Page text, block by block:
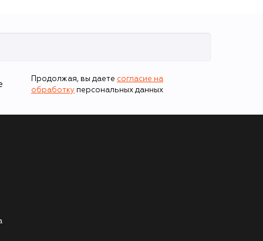
Продолжая, вы даете согласие на
обработку персональных данных